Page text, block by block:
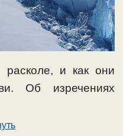
и как они
Об изречениях